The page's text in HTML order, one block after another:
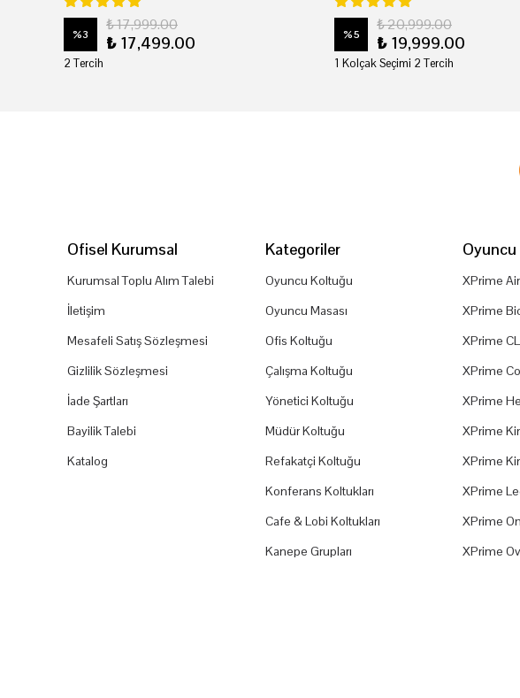
%3
₺ 17,999.00
₺ 17,499.00
2 Tercih
%5
₺ 20,999.00
₺ 19,999.00
1 Kolçak Seçimi 2 Tercih
Ofisel Kurumsal
Kurumsal Toplu Alım Talebi
İletişim
Mesafeli Satış Sözleşmesi
Gizlilik Sözleşmesi
İade Şartları
Bayilik Talebi
Katalog
Kategoriler
Oyuncu Koltuğu
Oyuncu Masası
Ofis Koltuğu
Çalışma Koltuğu
Yönetici Koltuğu
Müdür Koltuğu
Refakatçi Koltuğu
Konferans Koltukları
Cafe & Lobi Koltukları
Kanepe Grupları
Oyuncu
XPrime
XPrime
XPrime
XPrime
XPrime
XPrime
XPrime
XPrime
XPrime
XPrime